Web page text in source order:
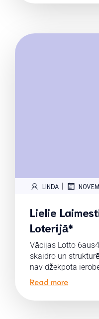
LINDA |
Lielie
Loterijā*
Vācijas Lotto
skaidro un
nav džekpota
Read more